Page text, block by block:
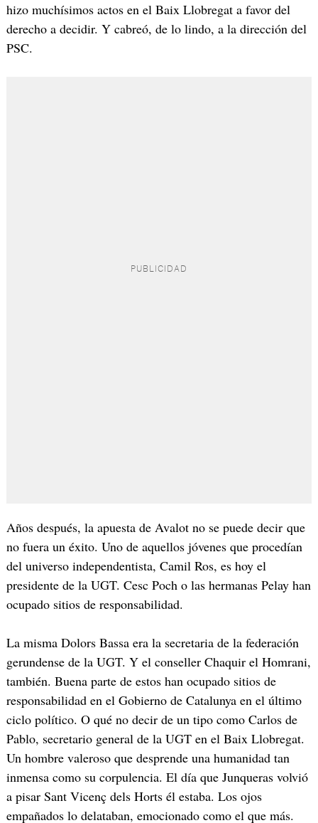
hizo muchísimos actos en el Baix Llobregat a favor del
derecho a decidir. Y cabreó, de lo lindo, a la dirección del
PSC.
Años después, la apuesta de Avalot no se puede decir que
no fuera un éxito. Uno de aquellos jóvenes que procedían
del universo independentista, Camil Ros, es hoy el
presidente de la UGT. Cesc Poch o las hermanas Pelay han
ocupado sitios de responsabilidad.
La misma Dolors Bassa era la secretaria de la federación
gerundense de la UGT. Y el conseller Chaquir el Homrani,
también. Buena parte de estos han ocupado sitios de
responsabilidad en el Gobierno de Catalunya en el último
ciclo político. O qué no decir de un tipo como Carlos de
Pablo, secretario general de la UGT en el Baix Llobregat.
Un hombre valeroso que desprende una humanidad tan
inmensa como su corpulencia. El día que Junqueras volvió
a pisar Sant Vicenç dels Horts él estaba. Los ojos
empañados lo delataban, emocionado como el que más.